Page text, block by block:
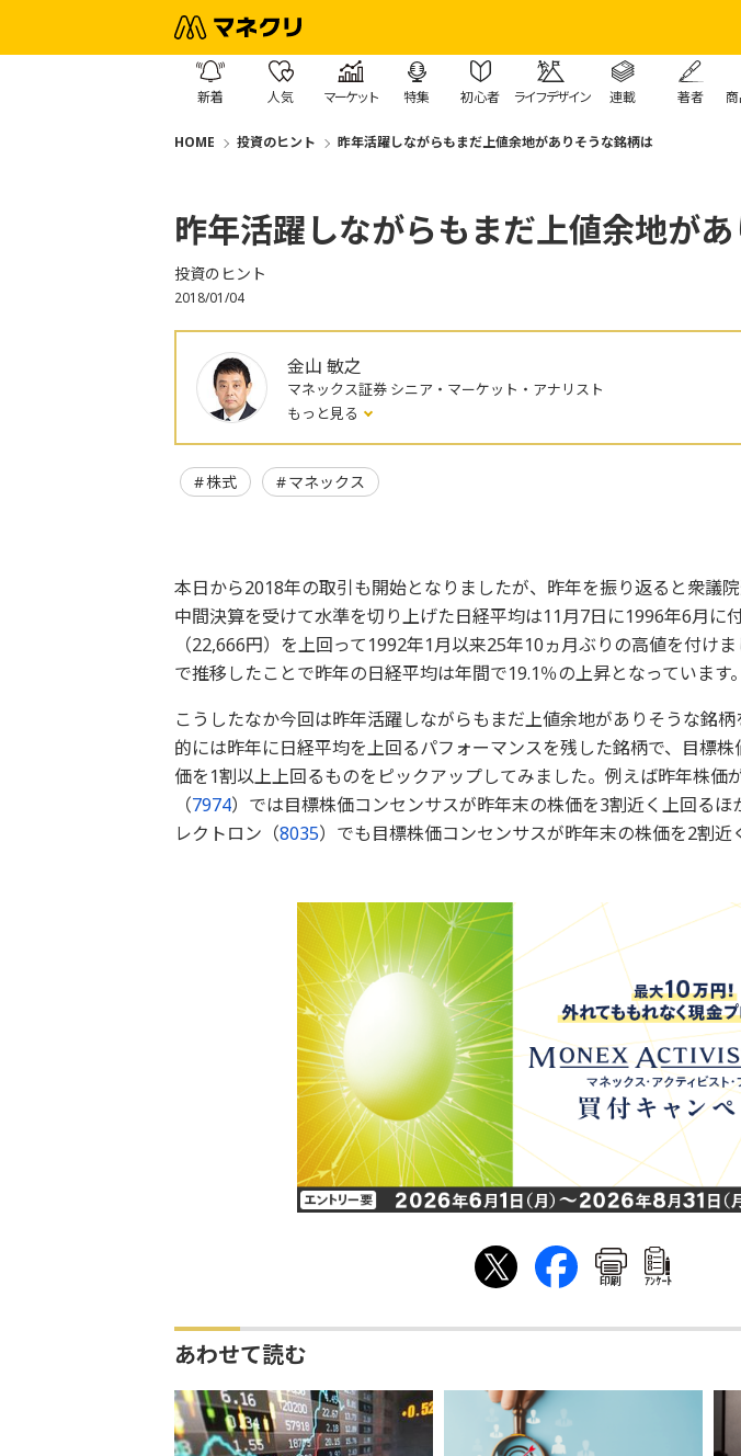
新着 人気 マーケット 特集 初心者 ライフデザイン 連載 著者 商
HOME 投資のヒント 昨年活躍しながらもまだ上値余地がありそうな銘柄は
昨年活躍しながらもまだ上値余地が
投資のヒント
2018/01/04
金山 敏之
マネックス証券 シニア・マーケット・アナリスト
もっと見る
株式 マネックス
本日から2018年の取引も開始となりましたが、昨年を振り返ると衆議
中間決算を受けて水準を切り上げた日経平均は11月7日に1996年6月に
（22,666円）を上回って1992年1月以来25年10ヵ月ぶりの高値を付け
で推移したことで昨年の日経平均は年間で19.1％の上昇となっています。
こうしたなか今回は昨年活躍しながらもまだ上値余地がありそうな銘
的には昨年に日経平均を上回るパフォーマンスを残した銘柄で、目標
価を1割以上上回るものをピックアップしてみました。例えば昨年株価
（7974）では目標株価コンセンサスが昨年末の株価を3割近く上回る
レクトロン（8035）でも目標株価コンセンサスが昨年末の株価を2割近
印刷 ｱﾝｹｰﾄ
あわせて読む